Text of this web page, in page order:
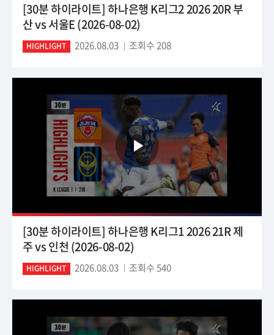
[30분 하이라이트] 하나은행 K리그2 2026 20R 부
산 vs 서울E (2026-08-02)
HIGHLIGHT 2026.08.03 조회수 208
[30분 하이라이트] 하나은행 K리그1 2026 21R 제
주 vs 인천 (2026-08-02)
HIGHLIGHT 2026.08.03 조회수 540